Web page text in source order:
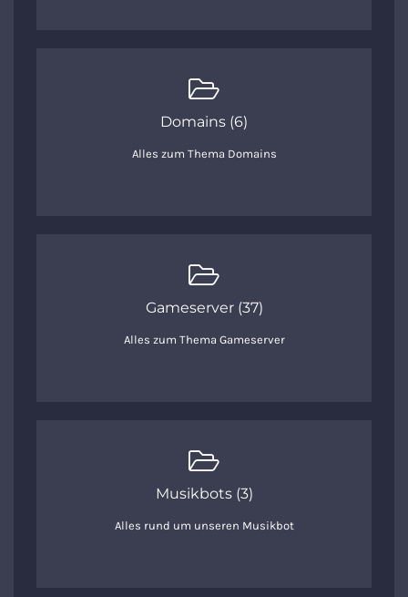
Domains (6)
Alles zum Thema Domains
Gameserver (37)
Alles zum Thema Gameserver
Musikbots (3)
Alles rund um unseren Musikbot